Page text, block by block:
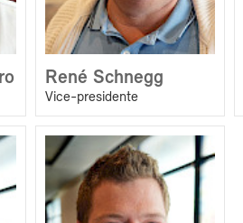
René Schnegg
Vice-presidente